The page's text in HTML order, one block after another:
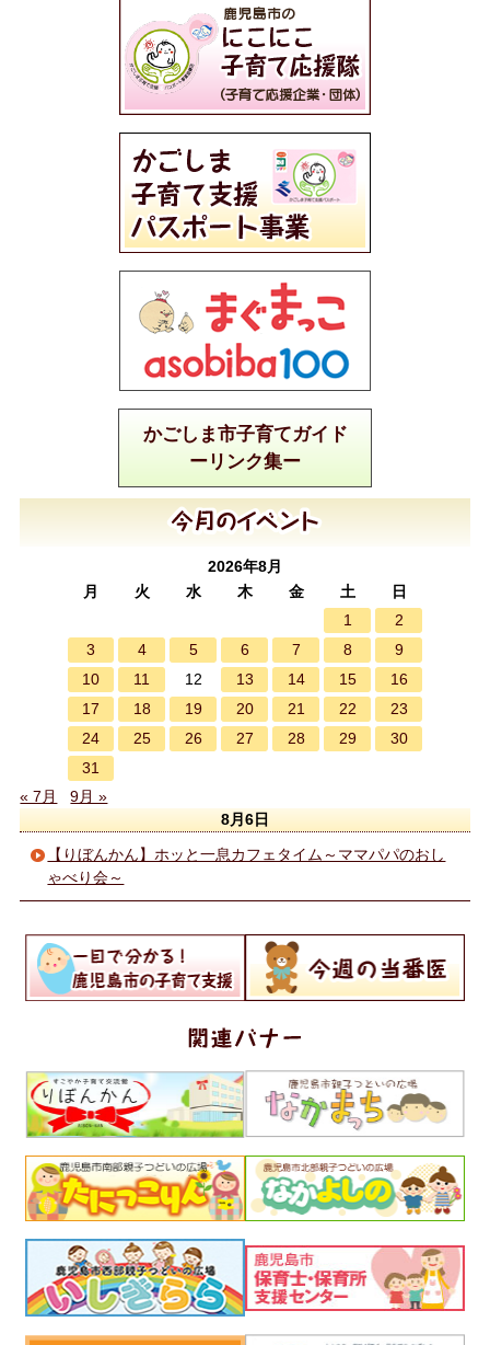
かごしま市子育てガイド
ーリンク集ー
2026年8月
月
火 水 木 金 土
日
1
2
3
4 5 6 7 8
9
10
11 12 13 14 15
16
17
18 19 20 21 22
23
24
25 26 27 28 29
30
31
« 7月
9月 »
8月6日
【りぼんかん】ホッと一息カフェタイム～ママパパのおし
ゃべり会～